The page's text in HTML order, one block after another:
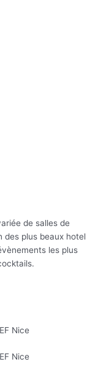
de salles de
des plus beaux hotel
les plus